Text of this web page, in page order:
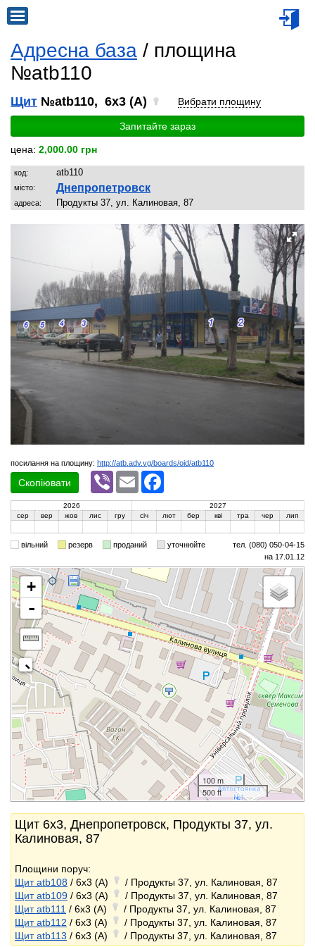
Адресна база / площина
№atb110
Щит №atb110, 6x3 (A) Вибрати площину
Запитайте зараз
цена: 2,000.00 грн
код: atb110
місто: Днепропетровск
адреса: Продукты 37, ул. Калиновая, 87
посилання на площину: http://atb.adv.vg/boards/oid/atb110
Скопіювати
Viber Email
2026
2027
сер
вер жов лис гру січ лют бер кві тра чер лип
вільний резерв проданий уточнюйте
тел. (080) 050-04-15
на 17.01.12
+
-
100 m
500 ft
Щит 6x3, Днепропетровск, Продукты 37, ул.
Калиновая, 87
Площини поруч:
Щит atb108 / 6x3 (A)
/ Продукты 37, ул. Калиновая, 87
Щит atb109 / 6x3 (A)
/ Продукты 37, ул. Калиновая, 87
Щит atb111 / 6x3 (A)
/ Продукты 37, ул. Калиновая, 87
Щит atb112 / 6x3 (A)
/ Продукты 37, ул. Калиновая, 87
Щит atb113 / 6x3 (A) / Продукты 37, ул. Калиновая, 87